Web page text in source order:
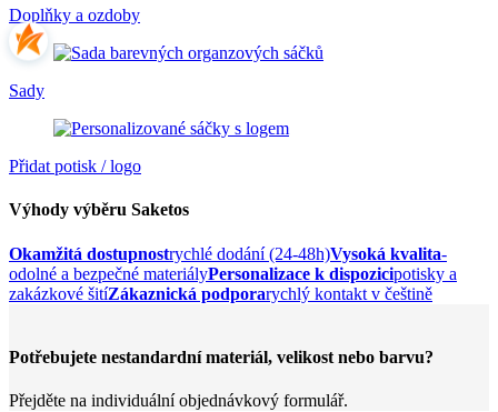
Doplňky a ozdoby
Sady
Přidat potisk / logo
Výhody výběru Saketos
Okamžitá dostupnostrychlé dodání (24-48h)Vysoká kvalita-
odolné a bezpečné materiályPersonalizace k dispozicipotisky a
zakázkové šitíZákaznická podporarychlý kontakt v češtině
Potřebujete nestandardní materiál, velikost nebo barvu?
Přejděte na individuální objednávkový formulář.